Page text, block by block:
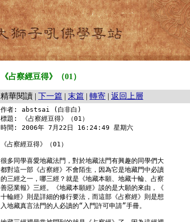
《占察經豆得》（01）
精華閱讀 | 下一篇 | 末篇 | 轉寄 | 返回上層
作者: abstsai (白非白)
標題: 《占察經豆得》（01）
時間: 2006年 7月22日 16:24:49 星期六
《占察經豆得》（01）
很多同學喜愛地藏法門，對於地藏法門有興趣的同學們大
都對這一部《占察經》不會陌生，因為它是地藏門中必讀
的三經之一，哪三經？就是《地藏本願、地藏十輪、占察
善惡業報》三經。《地藏本願經》談的是大願的來由，《
十輪經》則是詳細的修行要法，而這部《占察經》則是想
入地藏真言法門的人必讀的“入門許可申請”手冊。